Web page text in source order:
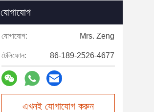
যোগাযোগ
যোগাযোগ: Mrs. Zeng
টেলিফোন: 86-189-2526-4677
এখনই যোগাযোগ করুন